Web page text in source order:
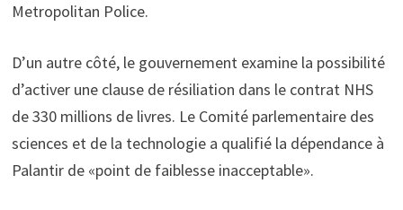
Metropolitan Police.
D’un autre côté, le gouvernement examine la possibilité
d’activer une clause de résiliation dans le contrat NHS
de 330 millions de livres. Le Comité parlementaire des
sciences et de la technologie a qualifié la dépendance à
Palantir de «point de faiblesse inacceptable».